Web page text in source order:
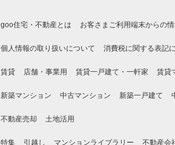
goo住宅・不動産とは お客さまご利用端末からの
個人情報の取り扱いについて 消費税に関する表記
賃貸 店舗・事業用 賃貸一戸建て・一軒家 賃貸
新築マンション 中古マンション 新築一戸建て
不動産売却 土地活用
特集 引越し マンションライブラリー 不動産会